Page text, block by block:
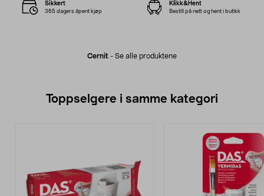
Cernit - Se alle produktene
Sikkert
365 dagers åpent kjøp
Klikk&Hent
Bestill på nett og hent i butikk
Toppselgere i samme kategori